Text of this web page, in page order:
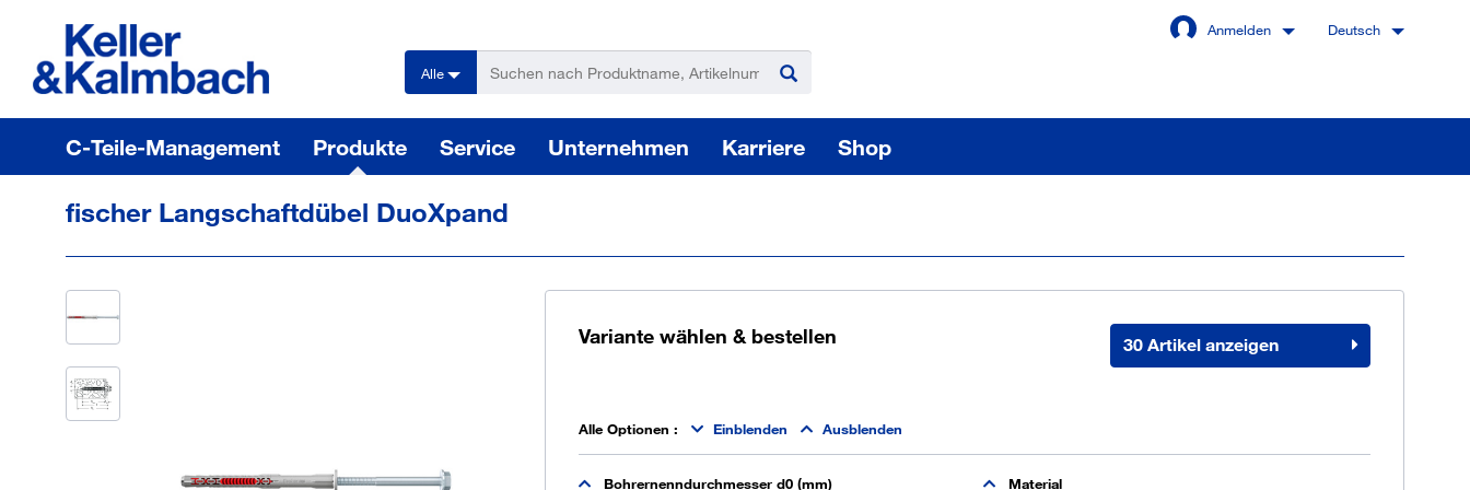
Anmelden
Angemeldet bleiben
Passwort vergessen?
Sie sind noch kein Kunde
Deutsch
Alle
C-Teile-Management Produkte Service Unternehmen Karriere Shop
fischer Langschaftdübel DuoXpand
Variante wählen & bestellen 30 Artikel anzeigen
Alle Optionen : Einblenden Ausblenden
Bohrernenndurchmesser d0 (mm) Material